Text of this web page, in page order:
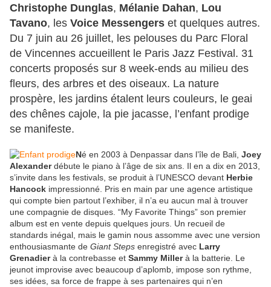
Christophe Dunglas, Mélanie Dahan, Lou
Tavano, les Voice Messengers et quelques autres.
Du 7 juin au 26 juillet, les pelouses du Parc Floral
de Vincennes accueillent le Paris Jazz Festival. 31
concerts proposés sur 8 week-ends au milieu des
fleurs, des arbres et des oiseaux. La nature
prospère, les jardins étalent leurs couleurs, le geai
des chênes cajole, la pie jacasse, l’enfant prodige
se manifeste.
Né en 2003 à Denpassar dans l’île de Bali, Joey
Alexanderdébute le piano à l’âge de six ans. Il en a dix en 2013,
s’invite dans les festivals, se produit à l’UNESCO devant Herbie
Hancock impressionné. Pris en main par une agence artistique
qui compte bien partout l’exhiber, il n’a eu aucun mal à trouver
une compagnie de disques. “My Favorite Things” son premier
album est en vente depuis quelques jours. Un recueil de
standards inégal, mais le gamin nous assomme avec une version
enthousiasmante de Giant Steps enregistré avec Larry
Grenadierà la contrebasse et Sammy Millerà la batterie. Le
jeunot improvise avec beaucoup d’aplomb, impose son rythme,
ses idées, sa force de frappe à ses partenaires qui n’en